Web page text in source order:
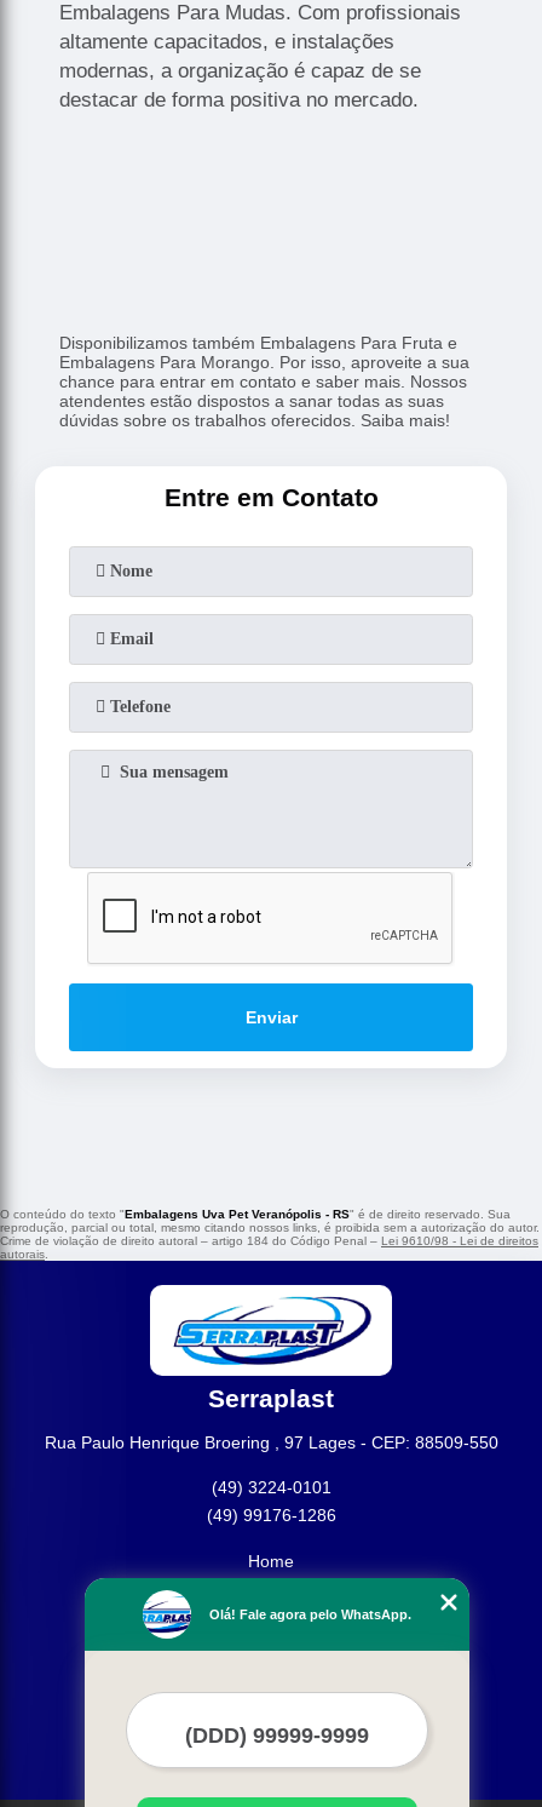
Embalagens Para Mudas. Com profissionais
altamente capacitados, e instalações
modernas, a organização é capaz de se
destacar de forma positiva no mercado.
Disponibilizamos também Embalagens Para Fruta e
Embalagens Para Morango. Por isso, aproveite a sua
chance para entrar em contato e saber mais. Nossos
atendentes estão dispostos a sanar todas as suas
dúvidas sobre os trabalhos oferecidos. Saiba mais!
Entre em Contato
Enviar
O conteúdo do texto "Embalagens Uva Pet Veranópolis - RS" é de direito reservado. Sua
reprodução, parcial ou total, mesmo citando nossos links, é proibida sem a autorização do autor.
Crime de violação de direito autoral – artigo 184 do Código Penal – Lei 9610/98 - Lei de direitos
autorais
Serraplast
Rua Paulo Henrique Broering , 97 Lages - CEP: 88509-550
(49) 3224-0101
(49) 99176-1286
Home
Missão
Mais Serviços
Olá! Fale agora pelo WhatsApp.